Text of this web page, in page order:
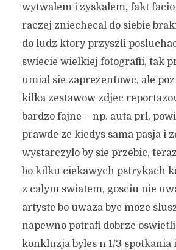
wytwalem i zyskalem, fakt
raczej zniechecal do siebie
do ludz ktory przyszli
swiecie wielkiej fotografii, tak
umial sie zaprezentowc, ale
kilka zestawow zdjec
bardzo fajne – np. auta prl,
prawde ze kiedys sama pasja i
wystarczylo by sie przebic,
bo kilku ciekawych pstrykach
z calym swiatem, gosciu nie
artyste bo uwaza byc moze
napewno potrafi dobrze
konkluzja byles n 1/3 spotkania